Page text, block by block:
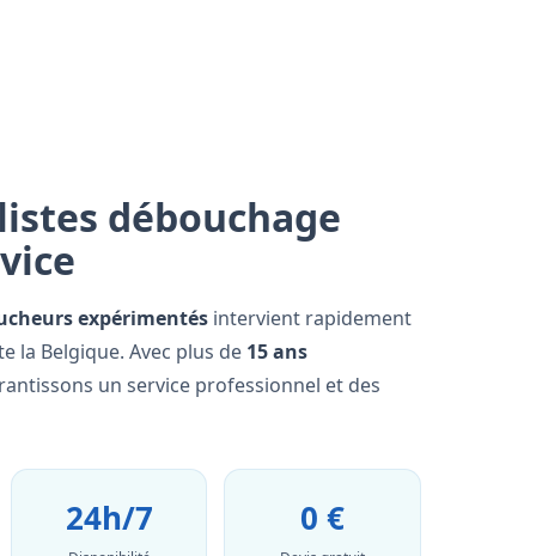
débouchage
expérimentés intervient rapidement
la Belgique. Avec plus de 15 ans
un service professionnel et des
24h/7 0 €